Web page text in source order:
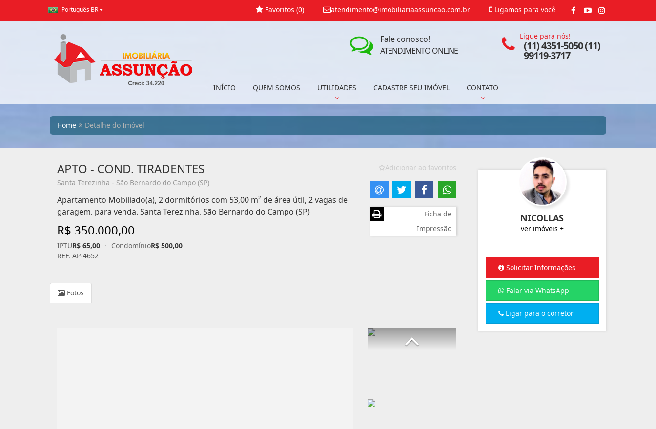
Português BR Ligamos para você
atendimento@imobiliariaassuncao.com.br
Favoritos (0)
INÍCIO QUEM SOMOS UTILIDADES CADASTRE SEU IMÓVEL CONTATO
Ligue para nós!
(11) 4351-5050 (11)
99119-3717
Fale conosco!
ATENDIMENTO ONLINE
Home Detalhe do Imóvel
APTO - COND. TIRADENTES
Santa Terezinha - São Bernardo do Campo (SP)
Apartamento Mobiliado(a), 2 dormitórios com 53,00 m² de área útil, 2 vagas de
garagem, para venda. Santa Terezinha, São Bernardo do Campo (SP)
R$ 350.000,00
IPTUR$ 65,00 · CondomínioR$ 500,00
REF. AP-4652
Adicionar ao favoritos
Ficha de
Impressão
Fotos
NICOLLAS
ver imóveis +
Solicitar Informações
Falar via WhatsApp
Ligar para o corretor